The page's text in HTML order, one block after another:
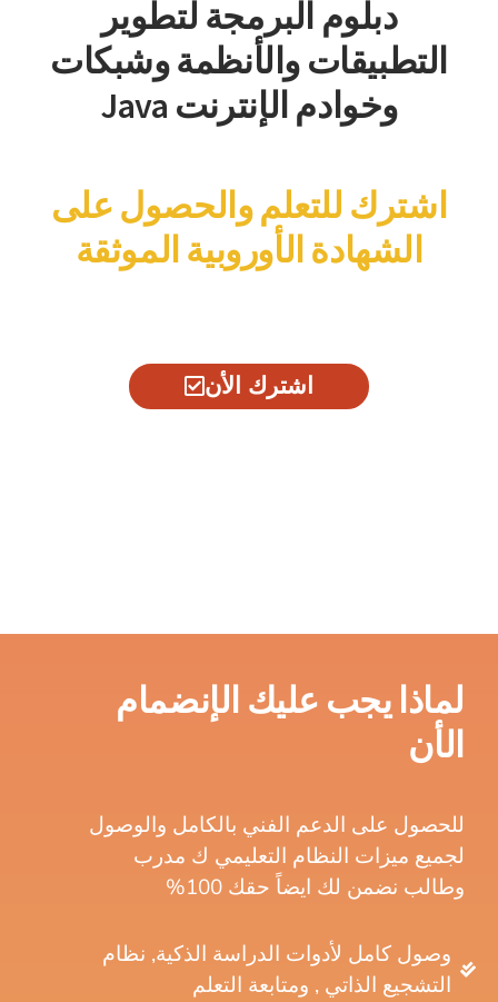
دبلوم البرمجة لتطوير
التطبيقات والأنظمة وشبكات
وخوادم الإنترنت Java
اشترك للتعلم والحصول على
الشهادة الأوروبية الموثقة
اشترك الأن
لماذا يجب عليك الإنضمام
الأن
للحصول على الدعم الفني بالكامل والوصول
لجميع ميزات النظام التعليمي ك مدرب
وطالب نضمن لك ايضاً حقك 100%
وصول كامل لأدوات الدراسة الذكية, نظام
التشجيع الذاتي , ومتابعة التعلم